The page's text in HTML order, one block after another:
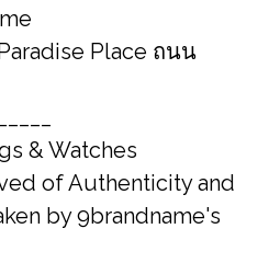
Place ถนน
& Watches
of Authenticity and
by 9brandname's